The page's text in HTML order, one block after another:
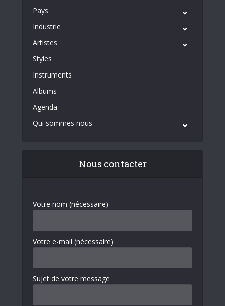
Pays
Industrie
Artistes
Styles
Instruments
Albums
Agenda
Qui sommes nous
Nous contacter
Votre nom (nécessaire)
Votre e-mail (nécessaire)
Sujet de votre message